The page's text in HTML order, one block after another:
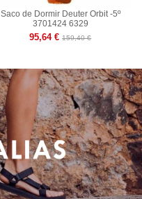
Saco de Dormir Deuter Orbit -5º
3701424 6329
95,64 € 159,40 €